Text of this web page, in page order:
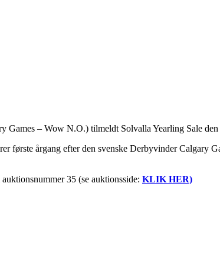
Games – Wow N.O.) tilmeldt Solvalla Yearling Sale
første årgang efter den svenske Derbyvinder Calgary
35 (se auktionsside: KLIK HER)